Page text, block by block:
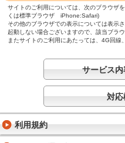
サイトのご利用については、次のブラウザ
くは標準ブラウザ iPhone:Safari)
その他のブラウザでの表示については表示
起動しない場合ございますので、該当ブラ
またサイトのご利用にあたっては、4G回
サービス
対応
利用規約